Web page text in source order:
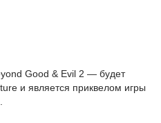
Good & Evil 2 — будет
и является приквелом игры